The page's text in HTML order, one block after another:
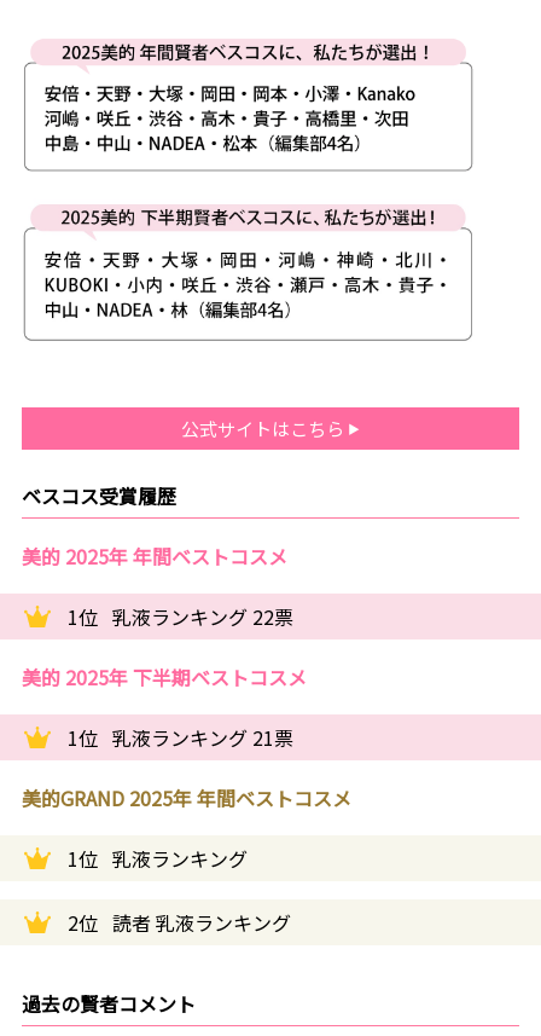
公式サイトはこちら
ベスコス受賞履歴
美的 2025年 年間ベストコスメ
1位 乳液ランキング 22票
美的 2025年 下半期ベストコスメ
1位 乳液ランキング 21票
美的GRAND 2025年 年間ベストコスメ
1位 乳液ランキング
2位 読者 乳液ランキング
過去の賢者コメント